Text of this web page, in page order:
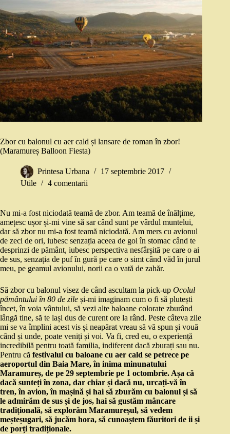
Zbor cu balonul cu aer cald și lansare de roman în zbor!
(Maramureș Balloon Fiesta)
Printesa Urbana
17 septembrie 2017
Utile
4 comentarii
Nu mi-a fost niciodată teamă de zbor. Am teamă de înălțime,
amețesc ușor și-mi vine să sar când sunt pe vârdul muntelui,
dar să zbor nu mi-a fost teamă niciodată. Am mers cu avionul
de zeci de ori, iubesc senzația aceea de gol în stomac când te
desprinzi de pământ, iubesc perspectiva nesfârșită pe care o ai
de sus, senzația de puf în gură pe care o simt când văd în jurul
meu, pe geamul avionului, norii ca o vată de zahăr.
Să zbor cu balonul visez de când ascultam la pick-up Ocolul
pământului în 80 de zile și-mi imaginam cum o fi să plutești
încet, în voia vântului, să vezi alte baloane colorate zburând
lângă tine, să te lași dus de curent ore la rând. Peste câteva zile
mi se va împlini acest vis și neapărat vreau să vă spun și vouă
când și unde, poate veniți și voi. Va fi, cred eu, o experiență
incredibilă pentru toată familia, indiferent dacă zburați sau nu.
Pentru că festivalul cu baloane cu aer cald se petrece pe
aeroportul din Baia Mare, în inima minunatului
Maramureș, de pe 29 septembrie pe 1 octombrie. Așa că
dacă sunteți în zona, dar chiar și dacă nu, urcați-vă în
tren, în avion, în mașină și hai să zburăm cu balonul și să
le admirăm de sus și de jos, hai să gustăm mâncare
tradițională, să explorăm Maramureșul, să vedem
meșteșugari, să jucăm hora, să cunoaștem făuritori de ii și
de porți tradiționale.